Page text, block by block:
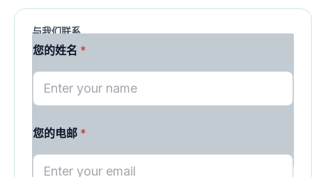
与我们联系
的
邮
E
S
G
您的姓名 *
您的电邮 *